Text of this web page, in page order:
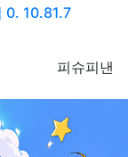
0. 10.81.7
등록자
피슈피낸